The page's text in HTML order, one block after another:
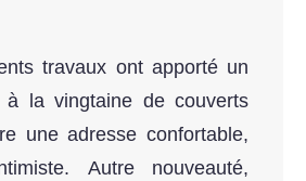
travaux ont apporté un
à la vingtaine de couverts
une adresse confortable,
Autre nouveauté,